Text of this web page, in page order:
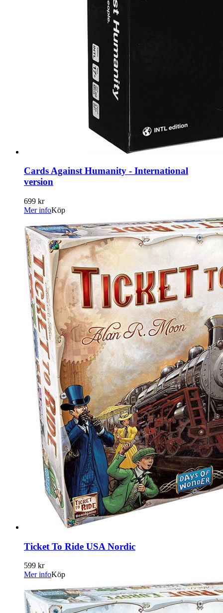
Cards Against Humanity - International
version
699 kr
Mer infoKöp
Ticket To Ride USA Nordic
599 kr
Mer infoKöp